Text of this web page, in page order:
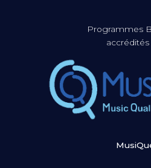
Programmes
accrédités